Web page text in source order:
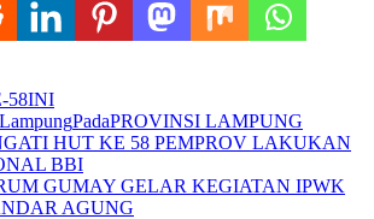
58INI
LampungPadaPROVINSI LAMPUNG
HUT KE 58 PEMPROV LAKUKAN
BBI
GUMAY GELAR KEGIATAN IPWK
AGUNG